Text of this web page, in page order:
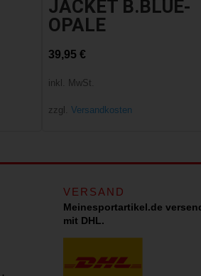
JACKET B.BLUE-
OPALE
39,95 €
inkl. MwSt.
zzgl. Versandkosten
VERSAND
Meinesportartikel.de
mit DHL.